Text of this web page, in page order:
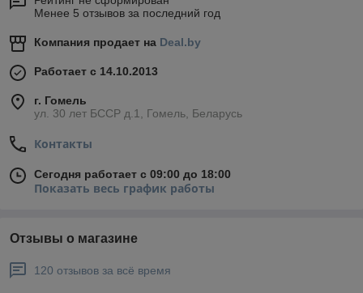
Менее 5 отзывов за последний год
Компания продает на Deal.by
Работает с 14.10.2013
г. Гомель
ул. 30 лет БССР д.1, Гомель, Беларусь
Контакты
Сегодня работает с 09:00 до 18:00
Показать весь график работы
Отзывы о магазине
120 отзывов за всё время